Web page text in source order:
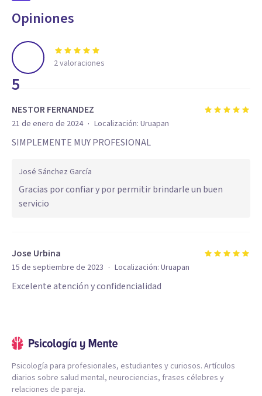
Opiniones
5
2valoraciones
NESTOR FERNANDEZ
21 de enero de 2024 · Localización: Uruapan
SIMPLEMENTE MUY PROFESIONAL
José Sánchez García
Gracias por confiar y por permitir brindarle un buen
servicio
Jose Urbina
15 de septiembre de 2023 · Localización: Uruapan
Excelente atención y confidencialidad
Psicología para profesionales, estudiantes y curiosos. Artículos
diarios sobre salud mental, neurociencias, frases célebres y
relaciones de pareja.